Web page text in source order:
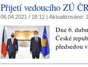
Přijetí vedoucího ZÚ
06.04.2021 / 18:12 | Aktualizováno:
Dne 6.
České
předsedou